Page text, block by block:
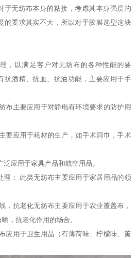
于无纺布本身的粘接，考虑其本身强度的
的要求其实不大，所以对于胶膜选型这块
，以满足客户对无纺布的各种性能的要
抗酒精、抗血、抗油功能，主要应用于手
布主要应用于对静电有环境要求的防护用
要应用于耗材的生产，如手术洞巾，手术
应用于家具产品和航空用品。
理： 此类无纺布主要应用于家居用品的领
，抗老化无纺布主要应用于农业覆盖布，
，抗老化作用的场合。
应用于卫生用品（有薄荷味、柠檬味、薰